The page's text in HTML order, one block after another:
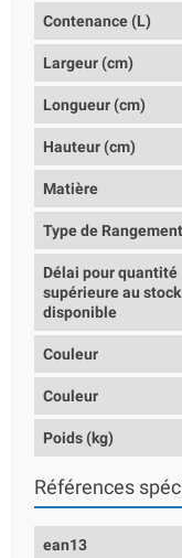
Contenance (L)
Largeur (cm)
Longueur (cm)
Hauteur (cm)
Matière
Type de Rangement
Délai pour quantité
supérieure au stock
disponible
Couleur
Couleur
Poids (kg)
Références
ean13